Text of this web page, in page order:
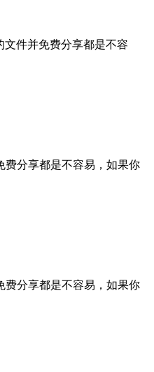
文件并免费分享都是不容
费分享都是不容易，如果你
费分享都是不容易，如果你